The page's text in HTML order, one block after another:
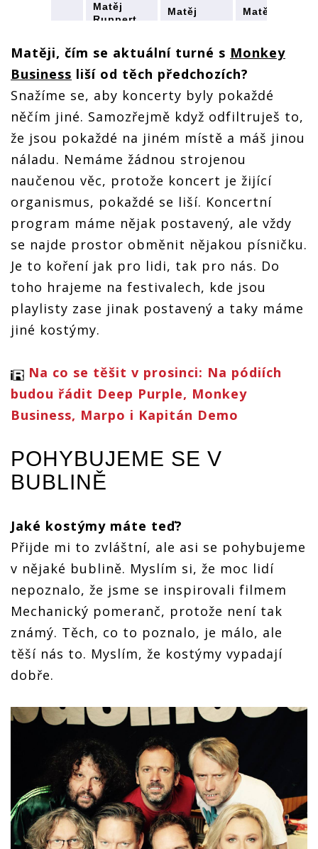
Business)
interview:
U piva
začínají
všechny
naše
debaty
Matěj
Ruppert
interview:
U piva
začínají
všechny
debaty
Matěj
Business)
U piva
začínají
všechny
naše
debaty
Matěj
Business)
interview:
U piva
začínají
všechny
naše
debaty
Matěji, čím se aktuální turné s Monkey
Business liší od těch předchozích?
Snažíme se, aby koncerty byly pokaždé
něčím jiné. Samozřejmě když odfiltruješ to,
že jsou pokaždé na jiném místě a máš jinou
náladu. Nemáme žádnou strojenou
naučenou věc, protože koncert je žijící
organismus, pokaždé se liší. Koncertní
program máme nějak postavený, ale vždy
se najde prostor obměnit nějakou písničku.
Je to koření jak pro lidi, tak pro nás. Do
toho hrajeme na festivalech, kde jsou
playlisty zase jinak postavený a taky máme
jiné kostýmy.
Na co se těšit v prosinci: Na pódiích
budou řádit Deep Purple, Monkey
Business, Marpo i Kapitán Demo
POHYBUJEME SE V
BUBLINĚ
Jaké kostýmy máte teď?
Přijde mi to zvláštní, ale asi se pohybujeme
v nějaké bublině. Myslím si, že moc lidí
nepoznalo, že jsme se inspirovali filmem
Mechanický pomeranč, protože není tak
známý. Těch, co to poznalo, je málo, ale
těší nás to. Myslím, že kostýmy vypadají
dobře.